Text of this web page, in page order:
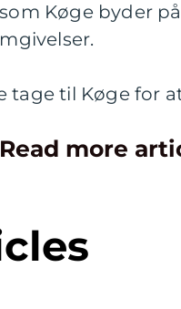
Køge byder
tage til Køge for
Read more